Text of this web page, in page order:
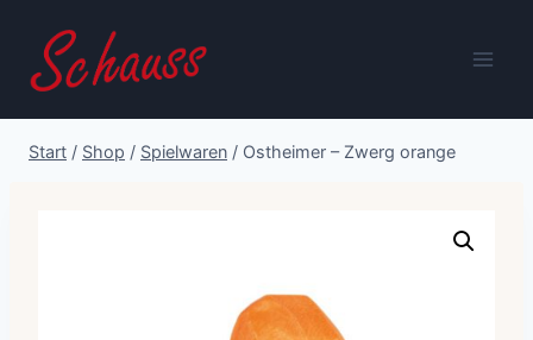
Inhalt
springen
Start / Shop / Spielwaren / Ostheimer – Zwerg orange